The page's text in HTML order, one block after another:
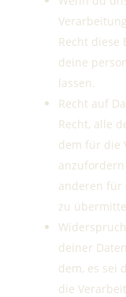
Recht
deine
lassen.
Recht auf
Recht, alle
dem für die
anderen für
zu
deiner
dem, es sei
die